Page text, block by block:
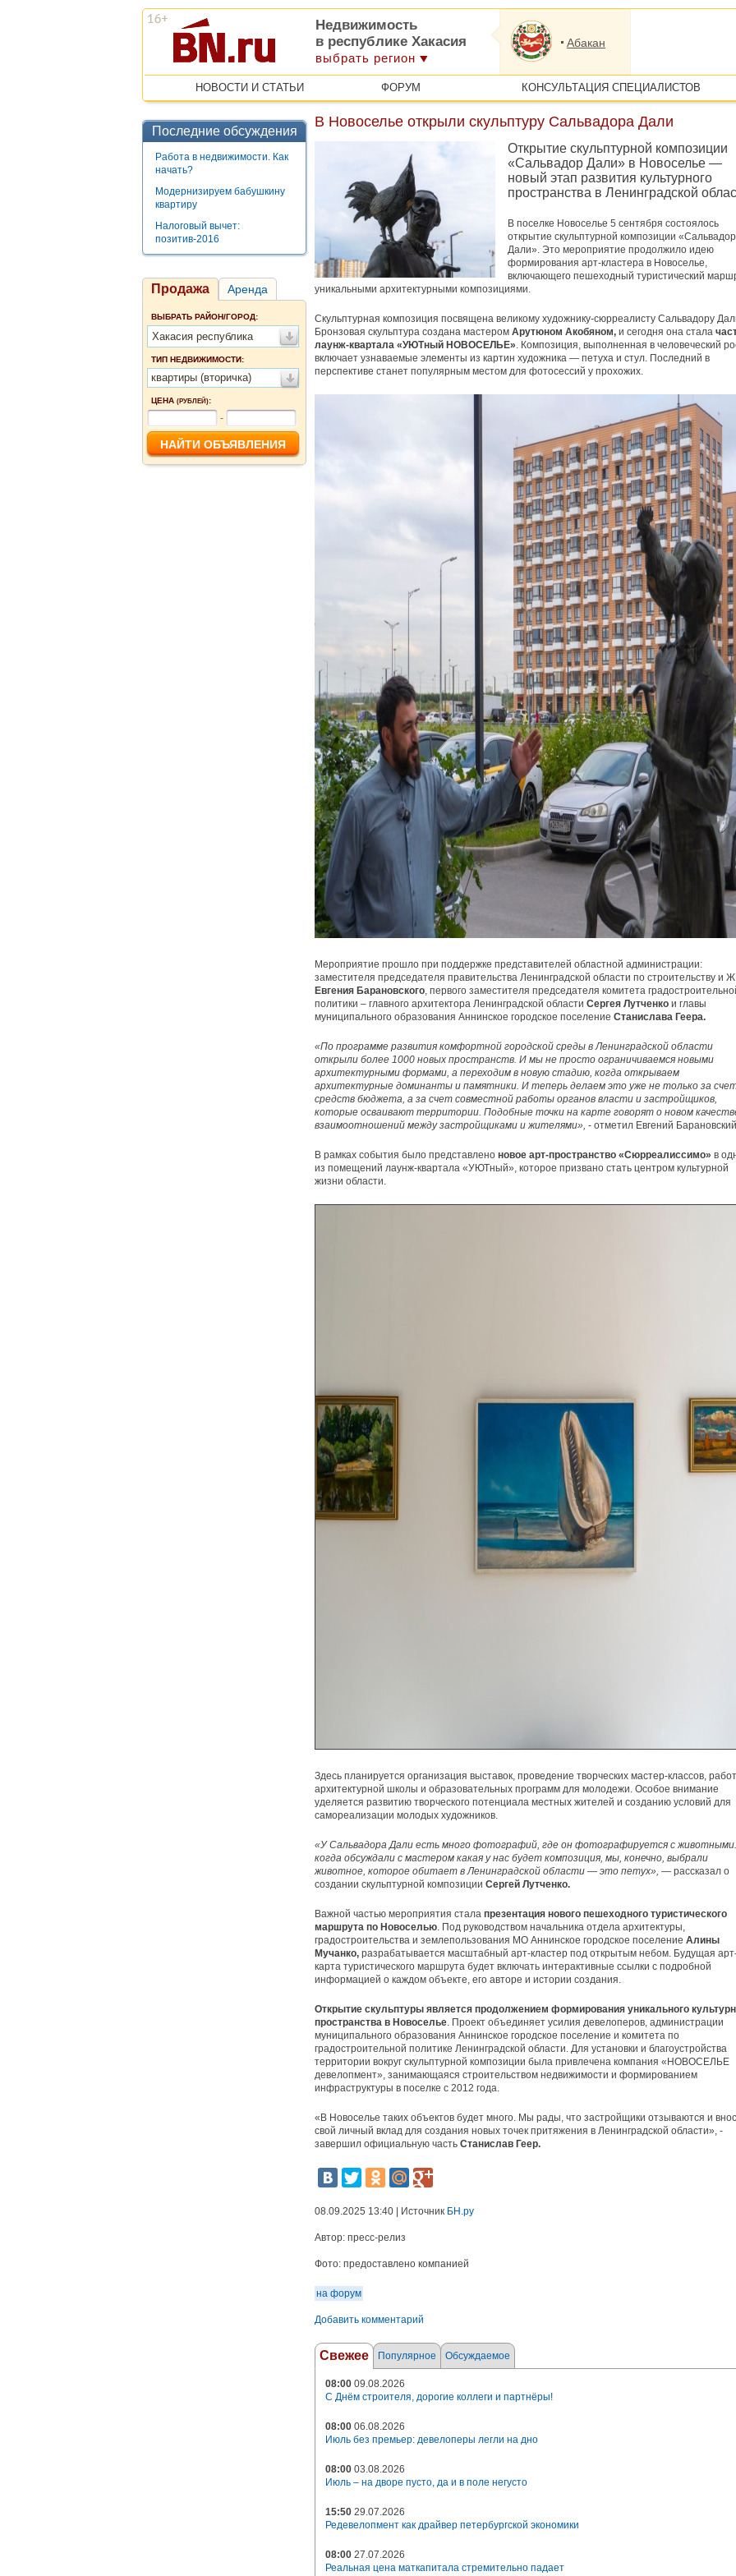
Недвижимость
в республике Хакасия
выбрать регион
Абакан
НОВОСТИ И СТАТЬИ ФОРУМ КОНСУЛЬТАЦИЯ СПЕЦИАЛИСТОВ
Последние обсуждения
Работа в недвижимости. Как
начать?
Модернизируем бабушкину
квартиру
Налоговый вычет:
позитив-2016
Продажа Аренда
ВЫБРАТЬ РАЙОН/ГОРОД:
Хакасия республика
ТИП НЕДВИЖИМОСТИ:
квартиры (вторичка)
ЦЕНА (РУБЛЕЙ):
-
В Новоселье открыли скульптуру Сальвадора Дали
Открытие скульптурной композиции
«Сальвадор Дали» в Новоселье —
новый этап развития культурного
пространства в Ленинградской
В поселке Новоселье 5 сентября состоялось
открытие скульптурной композиции «Сальвадор
Дали». Это мероприятие продолжило идею
формирования арт-кластера в Новоселье,
включающего пешеходный туристический
уникальными архитектурными композициями.
Скульптурная композиция посвящена великому художнику-сюрреалисту Сальвадору
Бронзовая скульптура создана мастером Арутюном Акобяном, и сегодня она стала
лаунж-квартала «УЮТный НОВОСЕЛЬЕ». Композиция, выполненная в человеческий
включает узнаваемые элементы из картин художника — петуха и стул. Последний в
перспективе станет популярным местом для фотосессий у прохожих.
Мероприятие прошло при поддержке представителей областной администрации:
заместителя председателя правительства Ленинградской области по строительству и
Евгения Барановского, первого заместителя председателя комитета
политики – главного архитектора Ленинградской области Сергея Лутченко и главы
муниципального образования Аннинское городское поселение Станислава Геера.
«По программе развития комфортной городской среды в Ленинградской области
открыли более 1000 новых пространств. И мы не просто ограничиваемся новыми
архитектурными формами, а переходим в новую стадию, когда открываем
архитектурные доминанты и памятники. И теперь делаем это уже не только за
средств бюджета, а за счет совместной работы органов власти и застройщиков,
которые осваивают территории. Подобные точки на карте говорят о новом
взаимоотношений между застройщиками и жителями», - отметил Евгений
В рамках события было представлено новое арт-пространство «Сюрреалиссимо» в
из помещений лаунж-квартала «УЮТный», которое призвано стать центром культурной
жизни области.
Здесь планируется организация выставок, проведение творческих мастер-классов,
архитектурной школы и образовательных программ для молодежи. Особое внимание
уделяется развитию творческого потенциала местных жителей и созданию условий для
самореализации молодых художников.
«У Сальвадора Дали есть много фотографий, где он фотографируется с
когда обсуждали с мастером какая у нас будет композиция, мы, конечно, выбрали
животное, которое обитает в Ленинградской области — это петух», — рассказал о
создании скульптурной композиции Сергей Лутченко.
Важной частью мероприятия стала презентация нового пешеходного туристического
маршрута по Новоселью. Под руководством начальника отдела архитектуры,
градостроительства и землепользования МО Аннинское городское поселение Алины
Мучанко, разрабатывается масштабный арт-кластер под открытым небом. Будущая
карта туристического маршрута будет включать интерактивные ссылки с подробной
информацией о каждом объекте, его авторе и истории создания.
Открытие скульптуры является продолжением формирования уникального
пространства в Новоселье. Проект объединяет усилия девелоперов, администрации
муниципального образования Аннинское городское поселение и комитета по
градостроительной политике Ленинградской области. Для установки и благоустройства
территории вокруг скульптурной композиции была привлечена компания «НОВОСЕЛЬЕ
девелопмент», занимающаяся строительством недвижимости и формированием
инфраструктуры в поселке с 2012 года.
«В Новоселье таких объектов будет много. Мы рады, что застройщики отзываются и
свой личный вклад для создания новых точек притяжения в Ленинградской области», -
завершил официальную часть Станислав Геер.
08.09.2025 13:40 | Источник БН.ру
Автор: пресс-релиз
Фото: предоставлено компанией
на форум
Добавить комментарий
Свежее Популярное Обсуждаемое
08:00 09.08.2026
С Днём строителя, дорогие коллеги и партнёры!
08:00 06.08.2026
Июль без премьер: девелоперы легли на дно
08:00 03.08.2026
Июль – на дворе пусто, да и в поле негусто
15:50 29.07.2026
Редевелопмент как драйвер петербургской экономики
08:00 27.07.2026
Реальная цена маткапитала стремительно падает